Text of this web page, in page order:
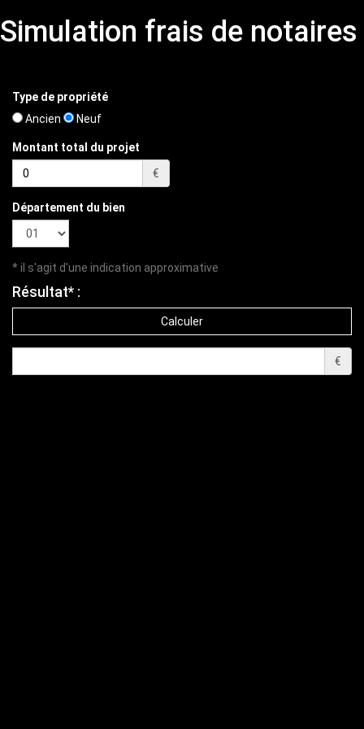
Simulation frais de notaires
Type de propriété
Ancien
Neuf
Montant total du projet
€
Département du bien
* il s'agit d'une indication approximative
Résultat* :
€